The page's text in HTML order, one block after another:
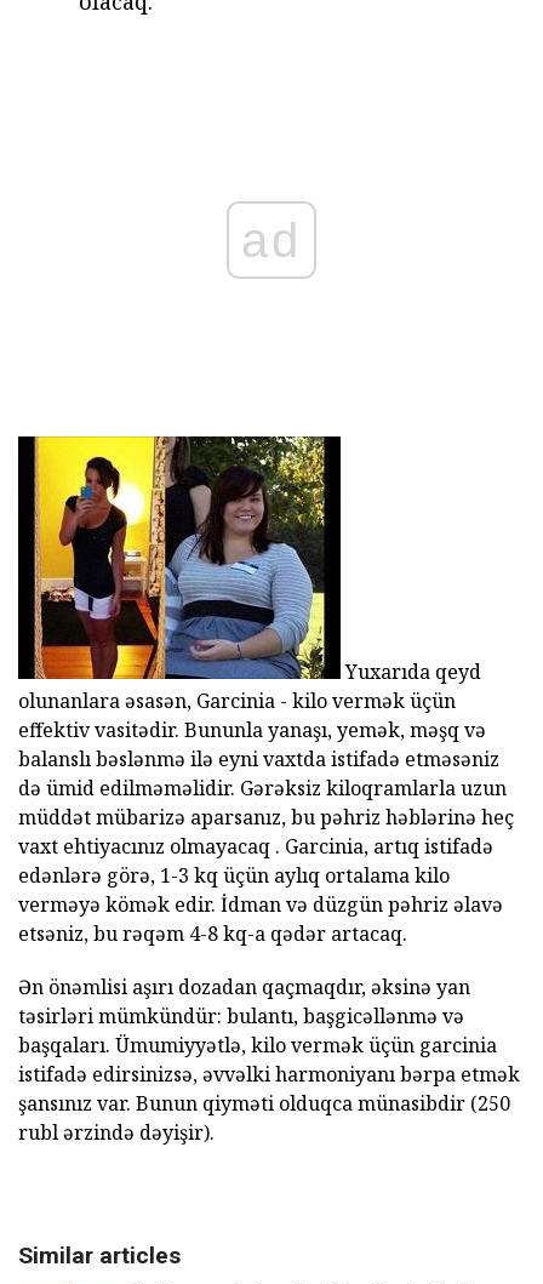
ad
Yuxarıda qeyd
olunanlara əsasən, Garcinia - kilo vermək üçün
effektiv vasitədir. Bununla yanaşı, yemək, məşq və
balanslı bəslənmə ilə eyni vaxtda istifadə etməsəniz
də ümid edilməməlidir. Gərəksiz kiloqramlarla uzun
müddət mübarizə aparsanız, bu pəhriz həblərinə heç
vaxt ehtiyacınız olmayacaq . Garcinia, artıq istifadə
edənlərə görə, 1-3 kq üçün aylıq ortalama kilo
verməyə kömək edir. İdman və düzgün pəhriz əlavə
etsəniz, bu rəqəm 4-8 kq-a qədər artacaq.
Ən önəmlisi aşırı dozadan qaçmaqdır, əksinə yan
təsirləri mümkündür: bulantı, başgicəllənmə və
başqaları. Ümumiyyətlə, kilo vermək üçün garcinia
istifadə edirsinizsə, əvvəlki harmoniyanı bərpa etmək
şansınız var. Bunun qiyməti olduqca münasibdir (250
rubl ərzində dəyişir).
Similar articles